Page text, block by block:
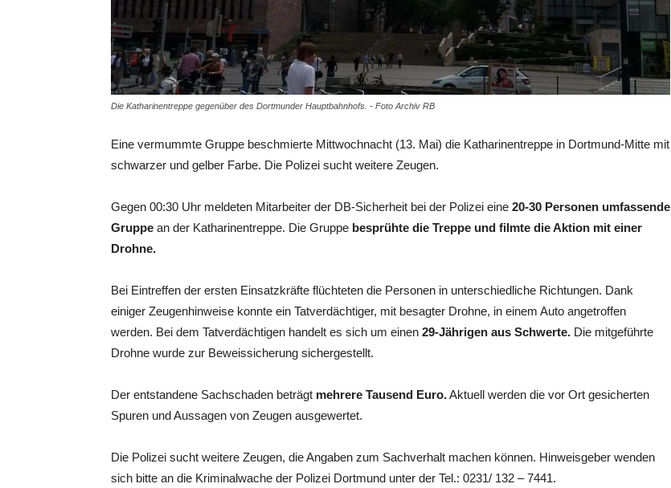
Die Katharinentreppe gegenüber des Dortmunder Hauptbahnhofs. - Foto Archiv RB
Eine vermummte Gruppe beschmierte Mittwochnacht (13. Mai) die Katharinentreppe in Dortmund-Mitte mit
schwarzer und gelber Farbe. Die Polizei sucht weitere Zeugen.
Gegen 00:30 Uhr meldeten Mitarbeiter der DB-Sicherheit bei der Polizei eine 20-30 Personen umfassende
Gruppe an der Katharinentreppe. Die Gruppe besprühte die Treppe und filmte die Aktion mit einer
Drohne.
Bei Eintreffen der ersten Einsatzkräfte flüchteten die Personen in unterschiedliche Richtungen. Dank
einiger Zeugenhinweise konnte ein Tatverdächtiger, mit besagter Drohne, in einem Auto angetroffen
werden. Bei dem Tatverdächtigen handelt es sich um einen 29-Jährigen aus Schwerte. Die mitgeführte
Drohne wurde zur Beweissicherung sichergestellt.
Der entstandene Sachschaden beträgt mehrere Tausend Euro.Aktuell werden die vor Ort gesicherten
Spuren und Aussagen von Zeugen ausgewertet.
Die Polizei sucht weitere Zeugen, die Angaben zum Sachverhalt machen können. Hinweisgeber wenden
sich bitte an die Kriminalwache der Polizei Dortmund unter der Tel.: 0231/ 132 – 7441.